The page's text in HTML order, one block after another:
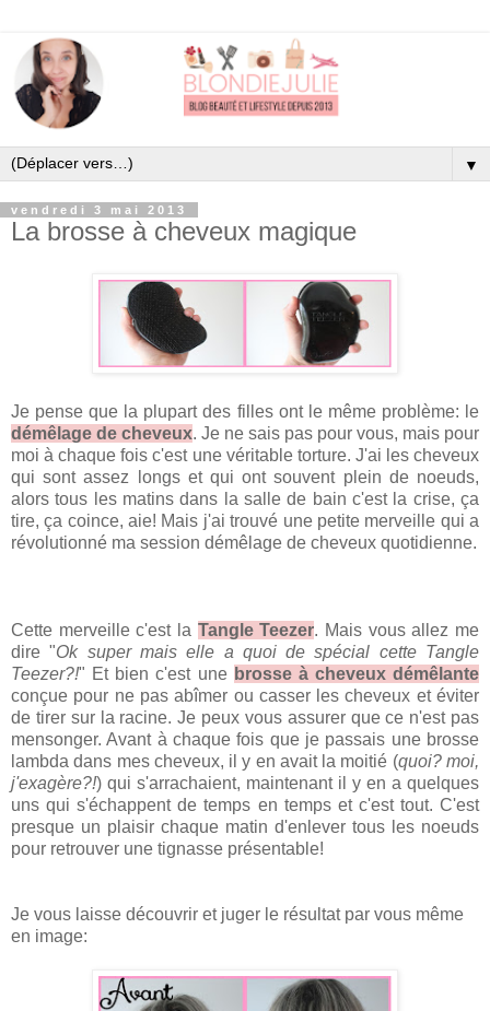
▼
vendredi 3 mai 2013
La brosse à cheveux magique
Je pense que la plupart des filles ont le même problème: le
démêlage de cheveux. Je ne sais pas pour vous, mais pour
moi à chaque fois c'est une véritable torture. J'ai les cheveux
qui sont assez longs et qui ont souvent plein de noeuds,
alors tous les matins dans la salle de bain c'est la crise, ça
tire, ça coince, aie! Mais j'ai trouvé une petite merveille qui a
révolutionné ma session démêlage de cheveux quotidienne.
Cette merveille c'est la Tangle Teezer. Mais vous allez me
dire "Ok super mais elle a quoi de spécial cette Tangle
Teezer?!" Et bien c'est une brosse à cheveux démêlante
conçue pour ne pas abîmer ou casser les cheveux et éviter
de tirer sur la racine. Je peux vous assurer que ce n'est pas
mensonger. Avant à chaque fois que je passais une brosse
lambda dans mes cheveux, il y en avait la moitié (quoi? moi,
j'exagère?!) qui s'arrachaient, maintenant il y en a quelques
uns qui s'échappent de temps en temps et c'est tout. C'est
presque un plaisir chaque matin d'enlever tous les noeuds
pour retrouver une tignasse présentable!
Je vous laisse découvrir et juger le résultat par vous même
en image: